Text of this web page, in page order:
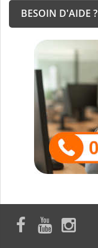
BESOIN D'AIDE ?